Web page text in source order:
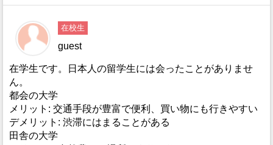
在校生
guest
在学生です。日本人の留学生には会ったことがありませ
ん。
都会の大学
メリット: 交通手段が豊富で便利、買い物にも行きやすい
デメリット: 渋滞にはまることがある
田舎の大学